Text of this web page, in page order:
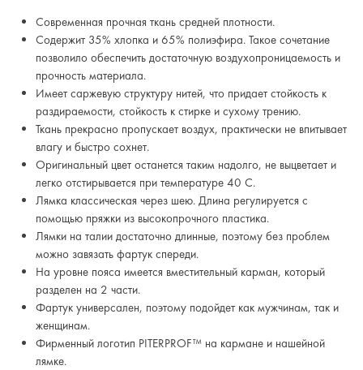
Современная прочная ткань средней плотности.
Содержит 35% хлопка и 65% полиэфира. Такое сочетание
позволило обеспечить достаточную воздухопроницаемость и
прочность материала.
Имеет саржевую структуру нитей, что придает стойкость к
раздираемости, стойкость к стирке и сухому трению.
Ткань прекрасно пропускает воздух, практически не впитывает
влагу и быстро сохнет.
Оригинальный цвет останется таким надолго, не выцветает и
легко отстирывается при температуре 40 С.
Лямка классическая через шею. Длина регулируется с
помощью пряжки из высокопрочного пластика.
Лямки на талии достаточно длинные, поэтому без проблем
можно завязать фартук спереди.
На уровне пояса имеется вместительный карман, который
разделен на 2 части.
Фартук универсален, поэтому подойдет как мужчинам, так и
женщинам.
Фирменный логотип PITERPROF™ на кармане и нашейной
лямке.